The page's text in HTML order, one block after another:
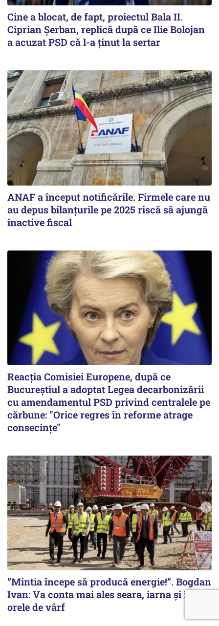
Cine a blocat, de fapt, proiectul Bala II.
Ciprian Șerban, replică după ce Ilie Bolojan
a acuzat PSD că l-a ținut la sertar
ANAF a început notificările. Firmele care nu
au depus bilanțurile pe 2025 riscă să ajungă
inactive fiscal
Reacția Comisiei Europene, după ce
Bucureștiul a adoptat Legea decarbonizării
cu amendamentul PSD privind centralele pe
cărbune: "Orice regres în reforme atrage
consecințe"
”Mintia începe să producă energie!”. Bogdan
Ivan: Va conta mai ales seara, iarna și în
orele de vârf